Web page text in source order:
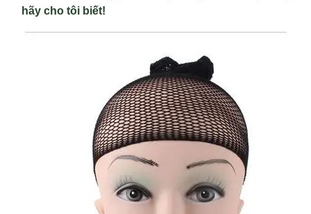
hãy cho tôi biết!